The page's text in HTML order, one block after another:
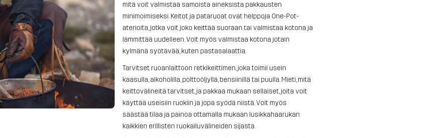
mitä voit valmistaa samoista aineksista pakkausten
minimoimiseksi. Keitot ja pataruoat ovat helppoja One-Pot-
aterioita, jotka voit joko keittää suoraan tai valmistaa kotona ja
lämmittää uudelleen. Voit myös valmistaa kotona jotain
kylmänä syötävää, kuten pastasalaattia.
Tarvitset ruoanlaittoon retkikeittimen, joka toimii usein
kaasulla, alkoholilla, polttoöljyllä, bensiinillä tai puulla. Mieti, mitä
keittovälineitä tarvitset, ja pakkaa mukaan sellaiset, joita voit
käyttää useisiin ruokiin ja jopa syödä niistä. Voit myös
säästää tilaa ja painoa ottamalla mukaan lusikkahaarukan
kaikkien erillisten ruokailuvälineiden sijasta.